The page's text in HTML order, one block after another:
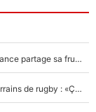
Mis de côté par Fabien Galthié, un joueur du XV de France partage sa frustration : «ils ne me l’ont pas dit tout de suite»
La raison d'être de Matthieu Jalibert en dehors des terrains de rugby : «Ça m'atteint autant que si tu touches à un membre de ma famille»